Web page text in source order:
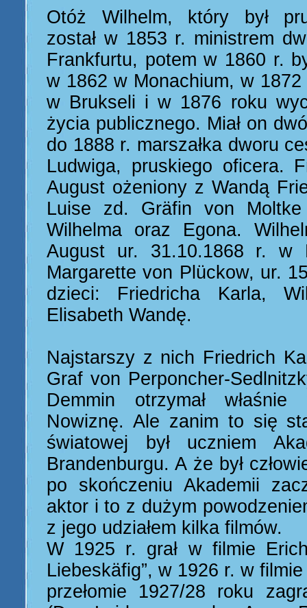
Otóż Wilhelm, który był
został w 1853 r. ministrem
Frankfurtu, potem w 1860 r.
w 1862 w Monachium, w
w Brukseli i w 1876 roku
życia publicznego. Miał on
do 1888 r. marszałka dworu
Ludwiga, pruskiego oficera.
August ożeniony z Wandą
Luise zd. Gräfin von Moltke
Wilhelma oraz Egona.
August ur. 31.10.1868 r. w
Margarette von Plückow, ur.
dzieci: Friedricha Karla,
Elisabeth Wandę.
Najstarszy z nich Friedrich
Graf von Perponcher-
Demmin otrzymał
Nowiznę. Ale zanim to się
światowej był uczniem
Brandenburgu. A że był
po skończeniu Akademii
aktor i to z dużym
z jego udziałem kilka filmów.
W 1925 r. grał w filmie
Liebeskäfig”, w 1926 r. w
przełomie 1927/28 roku